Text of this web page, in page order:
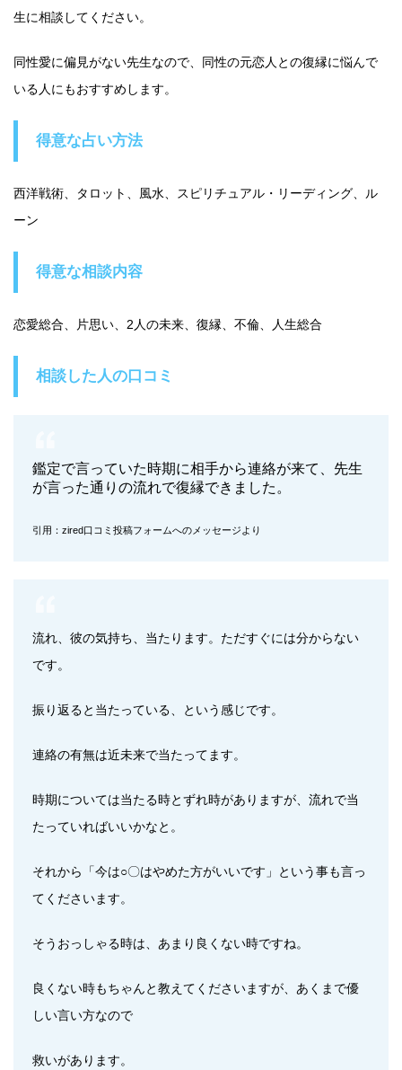
生に相談してください。
同性愛に偏見がない先生なので、同性の元恋人との復縁に悩んで
いる人にもおすすめします。
得意な占い方法
西洋戦術、タロット、風水、スピリチュアル・リーディング、ル
ーン
得意な相談内容
恋愛総合、片思い、2人の未来、復縁、不倫、人生総合
相談した人の口コミ
鑑定で言っていた時期に相手から連絡が来て、先生
が言った通りの流れで復縁できました。
引用：zired口コミ投稿フォームへのメッセージより
流れ、彼の気持ち、当たります。ただすぐには分からない
です。
振り返ると当たっている、という感じです。
連絡の有無は近未来で当たってます。
時期については当たる時とずれ時がありますが、流れで当
たっていればいいかなと。
それから「今は○〇はやめた方がいいです」という事も言っ
てくださいます。
そうおっしゃる時は、あまり良くない時ですね。
良くない時もちゃんと教えてくださいますが、あくまで優
しい言い方なので
救いがあります。